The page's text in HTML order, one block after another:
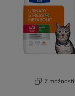
7 možností